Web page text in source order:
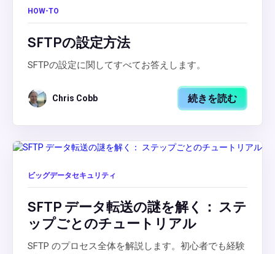
HOW-TO
SFTPの設定方法
SFTPの設定に関してすべてお答えします。
Chris Cobb 続きを読む
ビッグデータセキュリティ
SFTP データ転送の謎を解く： ステ
ップごとのチュートリアル
SFTP のプロセス全体を解説します。初心者でも経験